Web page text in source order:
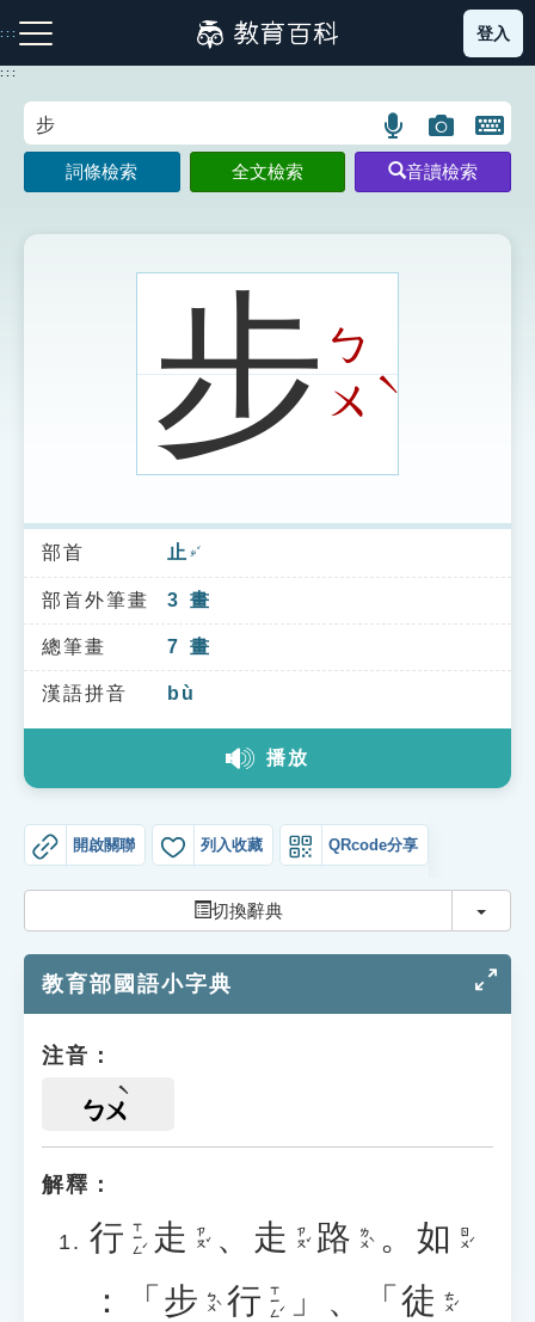
到
主
:::
注音索引圖示 筆畫索引圖示 部首索引表圖示
索引選單
知識索引
單字索引
生命大百科索引
教學應用
貓頭鷹博士
登入
:::
語
言
搜
示
圖
片
搜
開
鍵
圖
詞條檢索 全文檢索 音讀檢索
步ㄅ
ㄨˋ
部首 止 ㄓˇ
部首外筆畫 3 畫
總筆畫 7 畫
漢語拼音 bù
播放
開啟關聯 列入收藏 QRcode分享
切換辭典 切換
教育部國語小字典
注音：
ㄅㄨ
解釋：
行 ㄒㄧㄥˊ 走 ㄗㄡˇ 、 走 ㄗㄡˇ 路 ㄌㄨˋ 。 如 ㄖㄨˊ
：「 步 ㄅㄨˋ 行 ㄒㄧㄥˊ 」、「 徒 ㄊㄨˊ